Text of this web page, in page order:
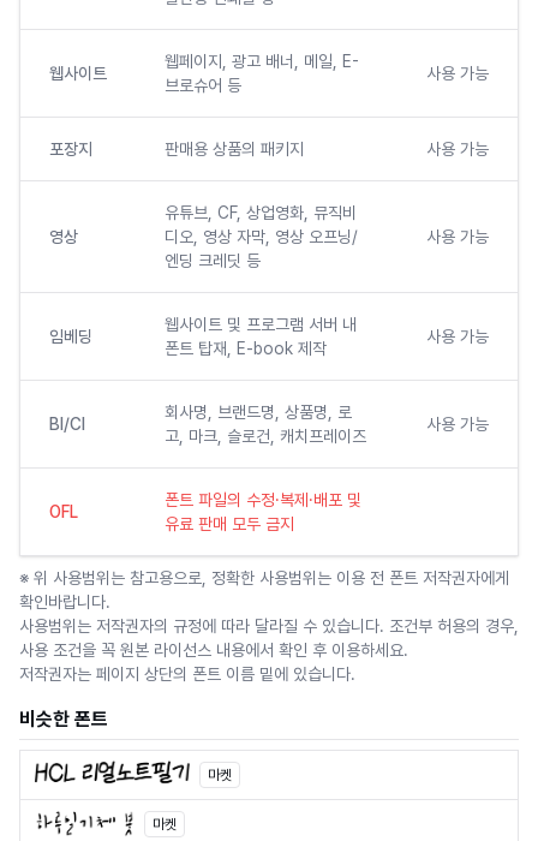
웹사이트
웹페이지, 광고 배너, 메일, E-
브로슈어 등
사용 가능
포장지 판매용 상품의 패키지 사용 가능
영상
유튜브, CF, 상업영화, 뮤직비
디오, 영상 자막, 영상 오프닝/
엔딩 크레딧 등
사용 가능
임베딩
웹사이트 및 프로그램 서버 내
폰트 탑재, E-book 제작
사용 가능
BI/CI
회사명, 브랜드명, 상품명, 로
고, 마크, 슬로건, 캐치프레이즈
사용 가능
OFL
폰트 파일의 수정·복제·배포 및
유료 판매 모두 금지
※ 위 사용범위는 참고용으로, 정확한 사용범위는 이용 전 폰트 저작권자에게
확인바랍니다.
사용범위는 저작권자의 규정에 따라 달라질 수 있습니다. 조건부 허용의 경우,
사용 조건을 꼭 원본 라이선스 내용에서 확인 후 이용하세요.
저작권자는 페이지 상단의 폰트 이름 밑에 있습니다.
비슷한 폰트
마켓
마켓